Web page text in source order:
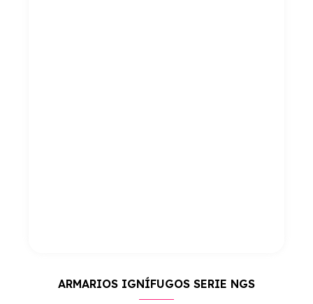
ARMARIOS IGNÍFUGOS SERIE NGS